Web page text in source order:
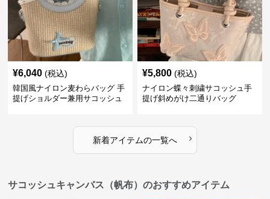
¥6,040 (税込)
韓国風ナイロン麦わらバッグ 手
提げショルダー兼用サコッシュ
¥5,800 (税込)
ナイロン蝶々刺繍サコッシュ手
提げ斜めがけ二通りバッグ
新着アイテムの一覧へ ›
サコッシュキャンバス（帆布）のおすすめアイテム